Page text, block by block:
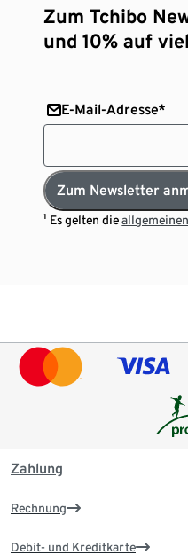
Zum Tchibo
und 10% auf
E-Mail-Adresse*
Zum Newsletter
¹ Es gelten die
Zahlung
Rechnung
Debit- und Kreditkarte